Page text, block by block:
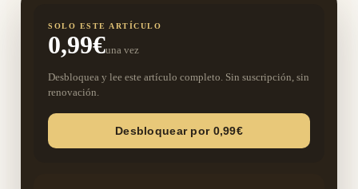
SOLO ESTE ARTÍCULO
0,99€una vez
Desbloquea y lee este artículo completo. Sin suscripción, sin
renovación.
Desbloquear por 0,99€